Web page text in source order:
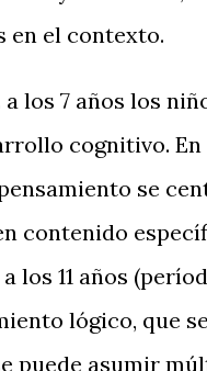
en el contexto.
a los 7 años los
cognitivo.
se
contenido
a los 11 años
lógico, que
puede asumir